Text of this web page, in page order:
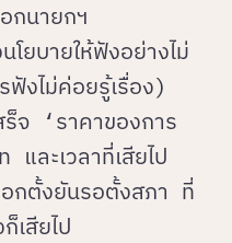
กนายกฯ
ยบายให้ฟังอย่างไม่
งไม่ค่อยรู้เรื่อง)
ร็จ ‘ราคาของการ
ละเวลาที่เสียไป
กตั้งยันรอตั้งสภา ที่
เสียไป